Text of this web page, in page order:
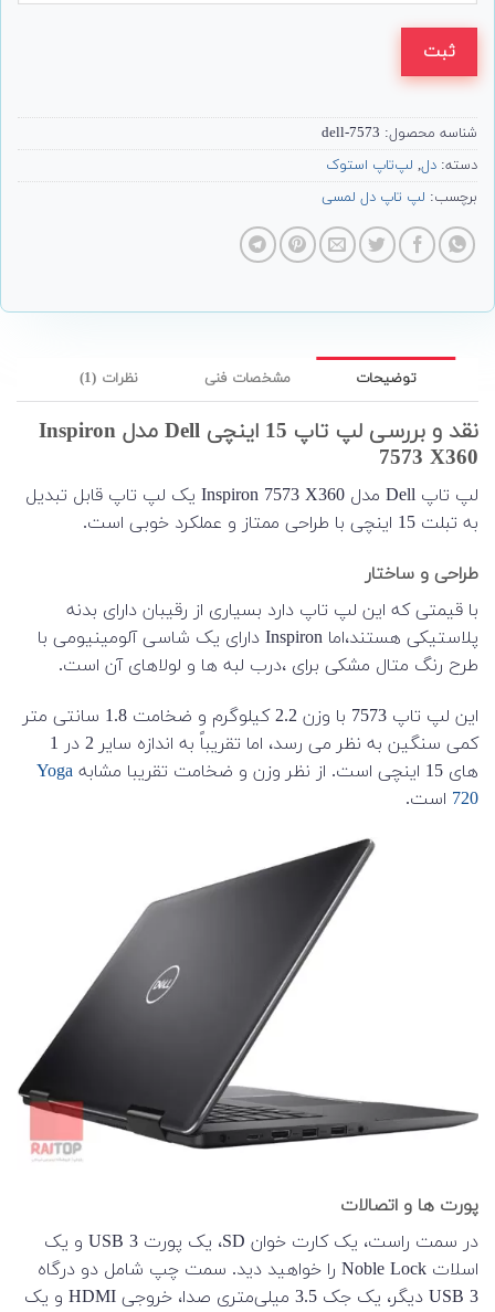
ثبت
شناسه محصول: 7573-dell
دسته: دل, لپ‌تاپ استوک
برچسب: لپ تاپ دل لمسی
توضیحات مشخصات فنی نظرات (1)
نقد و بررسی لپ تاپ 15 اینچی Dell مدل Inspiron
7573 X360
لپ تاپ Dell مدل Inspiron 7573 X360 یک لپ تاپ قابل تبدیل
به تبلت 15 اینچی با طراحی ممتاز و عملکرد خوبی است.
طراحی و ساختار
با قیمتی که این لپ تاپ دارد بسیاری از رقیبان دارای بدنه
پلاستیکی هستند،اما Inspiron دارای یک شاسی آلومینیومی با
طرح رنگ متال مشکی برای ،درب لبه ها و لولاهای آن است.
این لپ تاپ 7573 با وزن 2.2 کیلوگرم و ضخامت 1.8 سانتی متر
کمی سنگین به نظر می رسد، اما تقریباً به اندازه سایر 2 در 1
های 15 اینچی است. از نظر وزن و ضخامت تقریبا مشابه
Yoga
720 است.
پورت ها و اتصالات
در سمت راست، یک کارت خوان SD، یک پورت USB 3 و یک
اسلات Noble Lock را خواهید دید. سمت چپ شامل دو درگاه
USB 3 دیگر، یک جک 3.5 میلی‌متری صدا، خروجی HDMI و یک